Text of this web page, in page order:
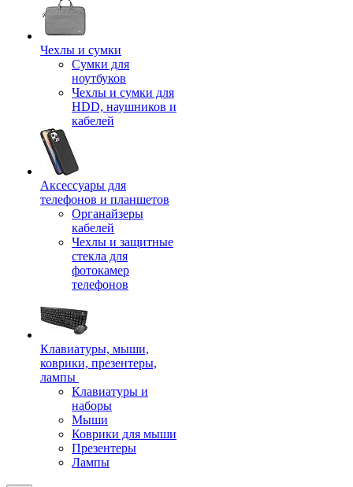
Чехлы и сумки
Сумки для
ноутбуков
Чехлы и сумки для
HDD, наушников и
кабелей
Аксессуары для
телефонов и планшетов
Органайзеры
кабелей
Чехлы и защитные
стекла для
фотокамер
телефонов
Клавиатуры, мыши,
коврики, презентеры,
лампы
Клавиатуры и
наборы
Мыши
Коврики для мыши
Презентеры
Лампы